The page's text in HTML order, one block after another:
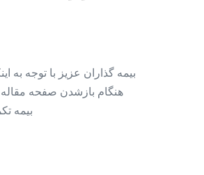
بیمه گذاران عزیز با توجه به
هنگام بازشدن صفحه مقاله
بیمه